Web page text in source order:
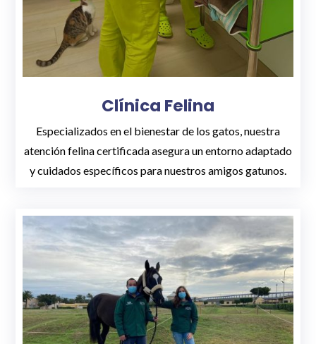
Clínica Felina
Especializados en el bienestar de los gatos, nuestra
atención felina certificada asegura un entorno adaptado
y cuidados específicos para nuestros amigos gatunos.